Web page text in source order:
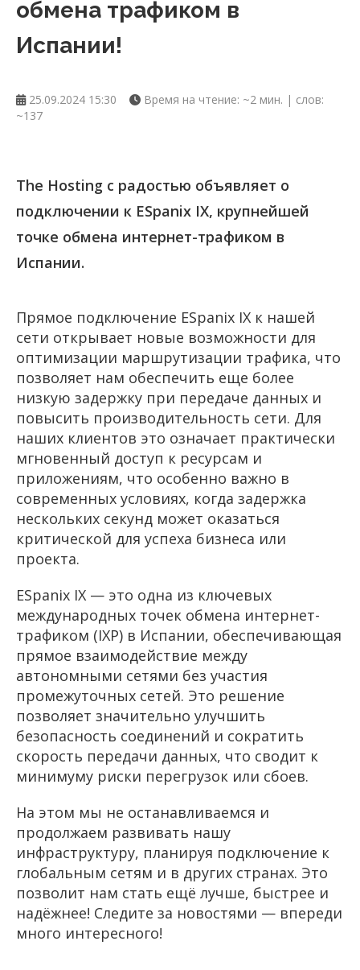
обмена трафиком в
Испании!
25.09.2024 15:30
Время на чтение: ~2 мин. | слов:
~137
The Hosting с радостью объявляет о
подключении к ESpanix IX, крупнейшей
точке обмена интернет-трафиком в
Испании.
Прямое подключение ESpanix IX к нашей
сети открывает новые возможности для
оптимизации маршрутизации трафика, что
позволяет нам обеспечить еще более
низкую задержку при передаче данных и
повысить производительность сети. Для
наших клиентов это означает практически
мгновенный доступ к ресурсам и
приложениям, что особенно важно в
современных условиях, когда задержка
нескольких секунд может оказаться
критической для успеха бизнеса или
проекта.
ESpanix IX — это одна из ключевых
международных точек обмена интернет-
трафиком (IXP) в Испании, обеспечивающая
прямое взаимодействие между
автономными сетями без участия
промежуточных сетей. Это решение
позволяет значительно улучшить
безопасность соединений и сократить
скорость передачи данных, что сводит к
минимуму риски перегрузок или сбоев.
На этом мы не останавливаемся и
продолжаем развивать нашу
инфраструктуру, планируя подключение к
глобальным сетям и в других странах. Это
позволит нам стать ещё лучше, быстрее и
надёжнее! Следите за новостями — впереди
много интересного!